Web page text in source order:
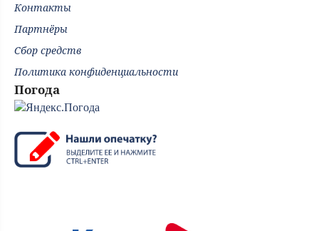
Контакты
Партнёры
Сбор средств
Политика конфиденциальности
Погода